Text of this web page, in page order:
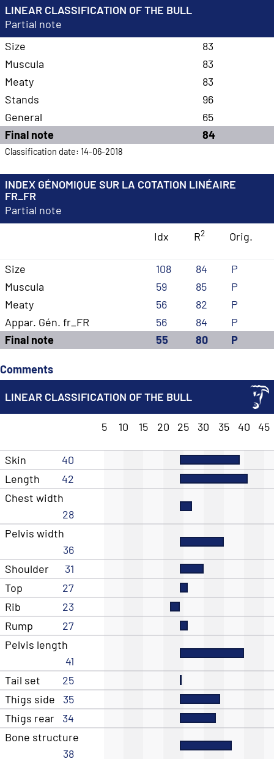
LINEAR CLASSIFICATION OF THE BULL
Partial note
Size
83
Muscula
83
Meaty
83
Stands
96
General
65
Final note
84
Classification date: 14-06-2018
INDEX GÉNOMIQUE SUR LA COTATION LINÉAIRE
FR_FR
Partial note
Idx
R2 Orig.
Size 108 84
P
Muscula
59 85
P
Meaty
56 82
P
Appar. Gén. fr_FR
56 84
P
Final note
55 80 P
Comments
LINEAR CLASSIFICATION OF THE BULL
5 10 15 20 25 30 35 40 45
Skin
40
Length
42
Chest width
28
Pelvis width
36
Shoulder
31
Top
27
Rib
23
Rump
27
Pelvis length
41
Tail set
25
Thigs side
35
Thigs rear
34
Bone structure
38